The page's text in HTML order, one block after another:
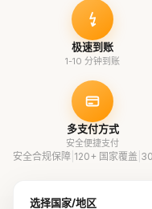
极速到账
1-10 分钟到账
多支付方式
安全便捷支付
安全合规保障 120+ 国家覆盖
选择国家/地区